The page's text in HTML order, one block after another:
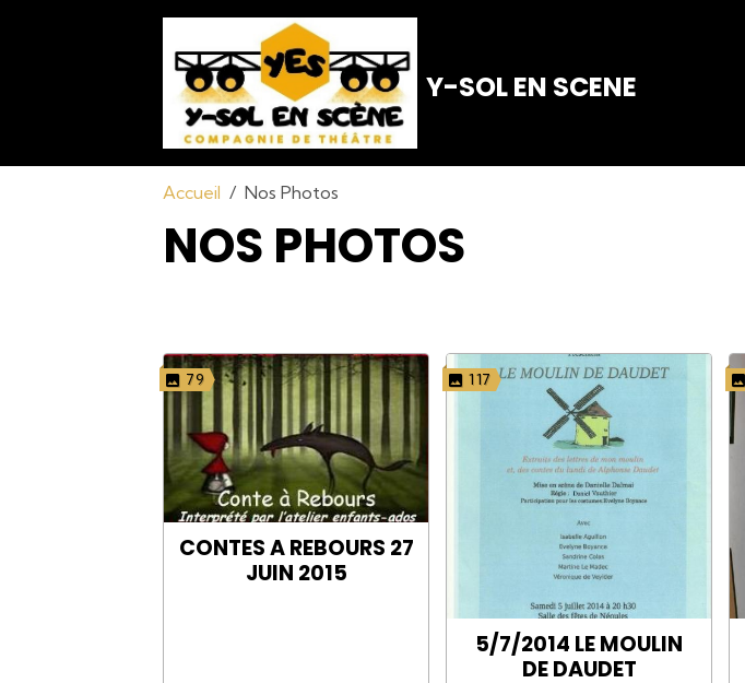
Y-SOL EN SCENE
Accueil Nos Photos
NOS PHOTOS
79
CONTES A REBOURS 27
JUIN 2015
117
5/7/2014 LE MOULIN
DE DAUDET